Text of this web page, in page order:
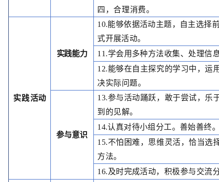
四，合理消费。
实践活动
实践能力
10.能够依据活动主题，自主选择
式开展活动。
11.学会用多种方法收集、处理信
12.能够在自主探究的学习中，运
决实际问题。
参与意识
13.参与活动踊跃，敢于尝试，乐
到的见解。
14.认真对待小组分工。 善始善终
15.不怕困难，思维灵活，恰当选
方法。
16.及时完成活动，积极参与交流